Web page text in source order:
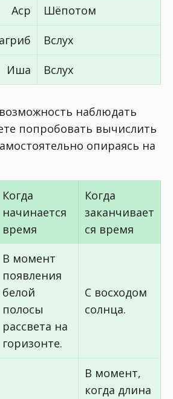
Аср Шёпотом
Вслух
Иша Вслух
возможность наблюдать
попробовать вычислить
опираясь на
Когда
начинается
время
Когда
заканчивает
ся время
В момент
появления
белой
полосы
рассвета на
горизонте.
С восходом
солнца.
В момент,
когда длина